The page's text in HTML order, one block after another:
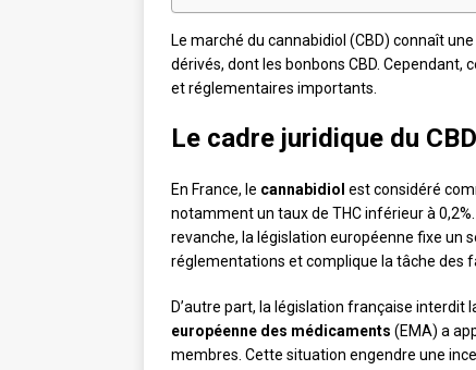
Le marché du cannabidiol (CBD) connaît
dérivés, dont les bonbons CBD.
et réglementaires importants.
Le cadre juridique du
En France, le cannabidiol est considéré
notamment un taux de THC inférieur à
revanche, la législation européenne fixe un
réglementations et complique la tâche des
D’autre part, la législation française interdit
européenne des médicaments (EMA) a
membres. Cette situation engendre une